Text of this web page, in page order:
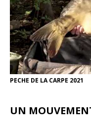
PECHE DE LA CARPE 2021
UN